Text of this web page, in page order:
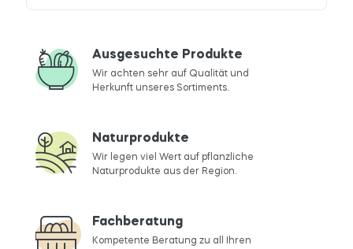
Ausgesuchte Produkte
Wir achten sehr auf Qualität und
Herkunft unseres Sortiments.
Naturprodukte
Wir legen viel Wert auf pflanzliche
Naturprodukte aus der Region.
Fachberatung
Kompetente Beratung zu all Ihren